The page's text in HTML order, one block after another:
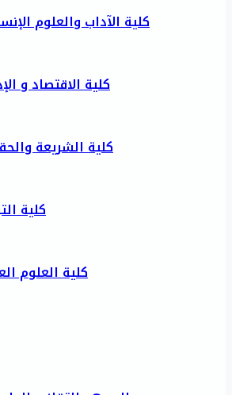
كلية الآداب والعلوم
كلية الاقتصاد و
كلية الشريعة
كلية
كلية العلوم